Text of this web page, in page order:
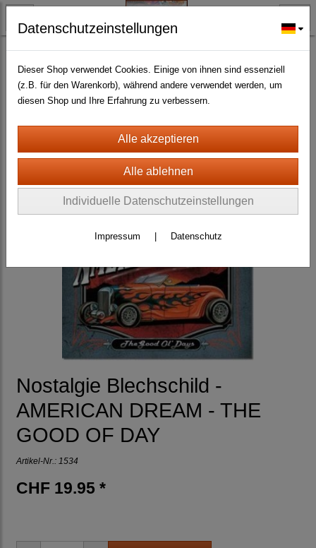
BLECH- + HOLZSCHILDER-MAGNETE
BLECHSCHILDER CA. 30 X 40 CM
Autos und LKW(352)
Nostalgie Blechschild -
AMERICAN DREAM - THE
GOOD OF DAY
Artikel-Nr.: 1534
CHF 19.95 *
Datenschutzeinstellungen
Dieser Shop verwendet Cookies. Einige von ihnen sind essenziell
(z.B. für den Warenkorb), während andere verwendet werden, um
diesen Shop und Ihre Erfahrung zu verbessern.
Individuelle Datenschutzeinstellungen
Impressum Datenschutz